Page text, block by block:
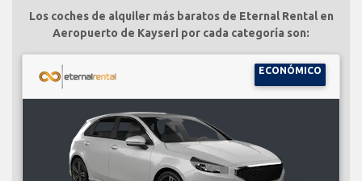
Los coches de alquiler más baratos de Eternal Rental en
Aeropuerto de Kayseri por cada categoría son:
ECONÓMICO